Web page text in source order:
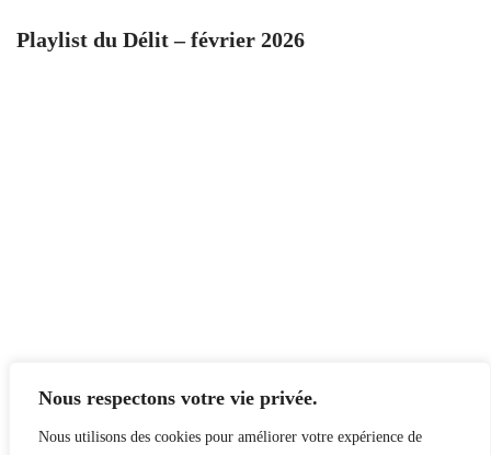
Nous respectons votre vie privée.
Nous utilisons des cookies pour améliorer votre expérience de
Playlist du Délit – février 2026